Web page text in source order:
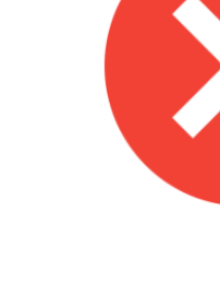
בהליום או אוויר למעט